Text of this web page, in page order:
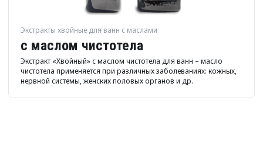
Экстракты хвойные для ванн с маслами
с маслом чистотела
Экстракт «Хвойный» с маслом чистотела для ванн – масло
чистотела применяется при различных заболеваниях: кожных,
нервной системы, женских половых органов и др.